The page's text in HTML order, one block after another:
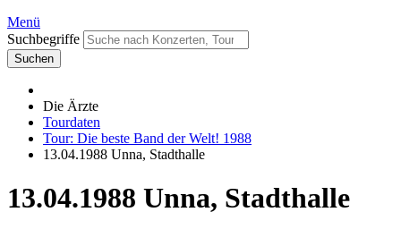
Menü
Suchbegriffe
Suchen
Die Ärzte
Tourdaten
Tour: Die beste Band der Welt! 1988
13.04.1988 Unna, Stadthalle
13.04.1988 Unna, Stadthalle